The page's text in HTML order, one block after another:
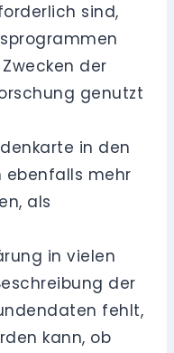
sind,
der
genutzt
in den
ebenfalls mehr
als
in vielen
der
fehlt,
kann, ob